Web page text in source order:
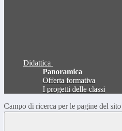
Didattica
Panoramica
Offerta formativa
I progetti delle classi
Campo di ricerca per le pagine del sito